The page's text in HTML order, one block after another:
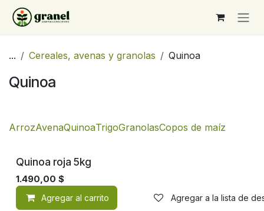
Ir al contenido
... Cereales, avenas y granolas Quinoa
Quinoa
ArrozAvenaQuinoaTrigoGranolasCopos de maíz
Quinoa roja 5kg
1.490,00 $
Agregar al carrito Agregar a la lista de